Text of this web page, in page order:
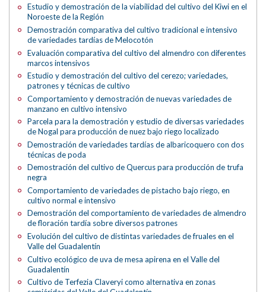
Estudio y demostración de la viabilidad del cultivo del Kiwi en el
Noroeste de la Región
Demostración comparativa del cultivo tradicional e intensivo
de variedades tardías de Melocotón
Evaluación comparativa del cultivo del almendro con diferentes
marcos intensivos
Estudio y demostración del cultivo del cerezo; variedades,
patrones y técnicas de cultivo
Comportamiento y demostración de nuevas variedades de
manzano en cultivo intensivo
Parcela para la demostración y estudio de diversas variedades
de Nogal para producción de nuez bajo riego localizado
Demostración de variedades tardías de albaricoquero con dos
técnicas de poda
Demostración del cultivo de Quercus para producción de trufa
negra
Comportamiento de variedades de pistacho bajo riego, en
cultivo normal e intensivo
Demostración del comportamiento de variedades de almendro
de floración tardía sobre diversos patrones
Evolución del cultivo de distintas variedades de fruales en el
Valle del Guadalentín
Cultivo ecológico de uva de mesa apirena en el Valle del
Guadalentín
Cultivo de Terfezia Claveryi como alternativa en zonas